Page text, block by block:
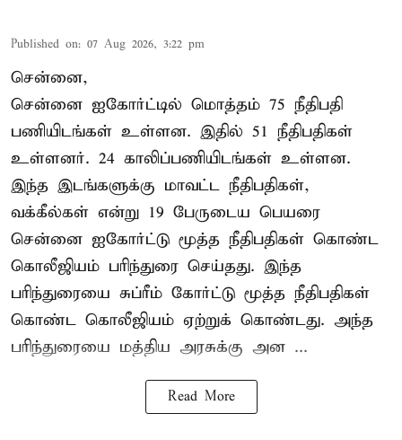
Published on: 07 Aug 2026, 3:22 pm
சென்னை,
சென்னை ஐகோர்ட்டில் மொத்தம் 75 நீதிபதி
பணியிடங்கள் உள்ளன. இதில் 51 நீதிபதிகள்
உள்ளனர். 24 காலிப்பணியிடங்கள் உள்ளன.
இந்த இடங்களுக்கு மாவட்ட நீதிபதிகள்,
வக்கீல்கள் என்று 19 பேருடைய பெயரை
சென்னை ஐகோர்ட்டு மூத்த நீதிபதிகள் கொண்ட
கொலீஜியம் பரிந்துரை செய்தது. இந்த
பரிந்துரையை சுப்ரீம் கோர்ட்டு மூத்த நீதிபதிகள்
கொண்ட கொலீஜியம் ஏற்றுக் கொண்டது. அந்த
பரிந்துரையை மத்திய அரசுக்கு அன ...
Read More